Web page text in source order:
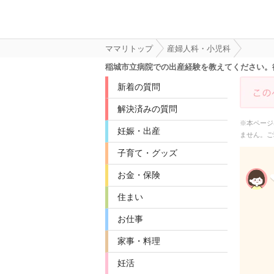
ママリトップ
産婦人科・小児科
稲城市立病院での出産経験を教えてください
新着の質問
解決済みの質問
妊娠・出産
子育て・グッズ
お金・保険
住まい
お仕事
家事・料理
妊活
※本ページ
ません。